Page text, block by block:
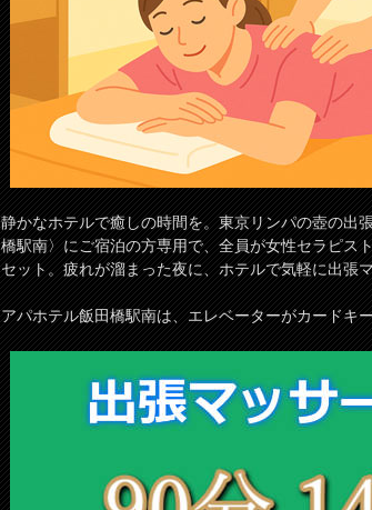
静かなホテルで癒しの時間を。東京リンパの壺の出
橋駅南〉にご宿泊の方専用で、全員が女性セラピス
セット。疲れが溜まった夜に、ホテルで気軽に出張
アパホテル飯田橋駅南は、エレベーターがカードキ